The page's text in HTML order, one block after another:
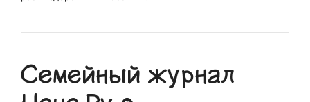
Семейный журнал